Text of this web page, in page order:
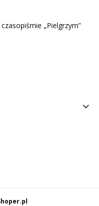
„Pielgrzym”
0. Zobacz szczegóły